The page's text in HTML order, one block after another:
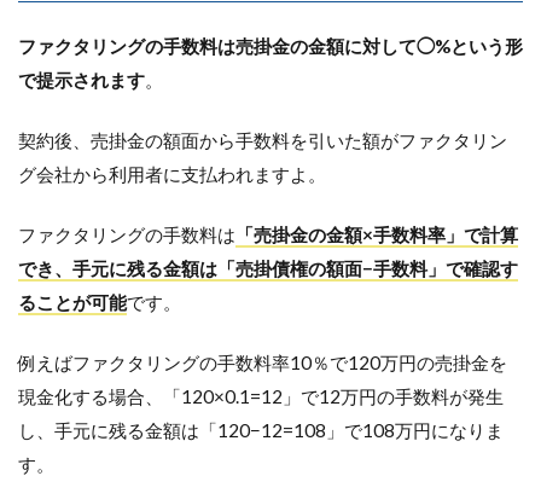
ファクタリングの手数料は売掛金の金額に対して◯%という形
で提示されます
契約後、売掛金の額面から手数料を引いた額がファクタリン
グ会社から利用者に支払われますよ。
ファクタリングの手数料は 「売掛金の金額×手数料率」で計算
でき、手元に残る金額は「売掛債権の額面−手数料」で確認す
ることが可能です。
例えばファクタリングの手数料率10％で120万円の売掛金を
現金化する場合、「120×0.1=12」で12万円の手数料が発生
し、手元に残る金額は「120−12=108」で108万円になりま
す。